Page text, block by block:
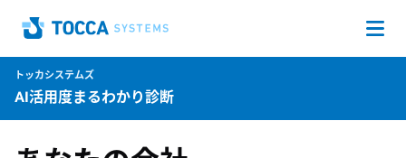
Home
トッカシステムズ
AI活用度まるわかり診断